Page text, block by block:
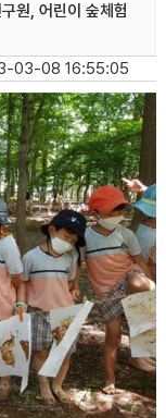
원, 어린이 숲체험
03-08 16:55:05